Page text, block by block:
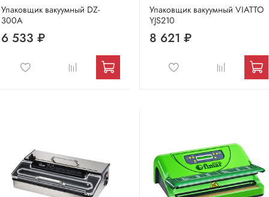
Упаковщик вакуумный DZ-
300A
6 533 ₽
Упаковщик вакуумный VIATTO
YJS210
8 621 ₽